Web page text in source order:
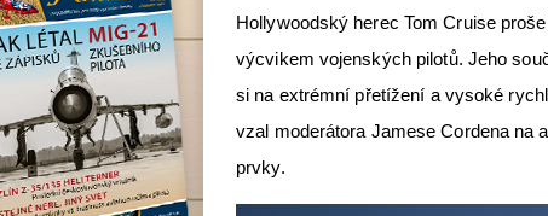
Hollywoodský herec Tom Cruise
výcvikem vojenských pilotů. Jeho
si na extrémní přetížení a vysoké
vzal moderátora Jamese Cordena na
prvky.